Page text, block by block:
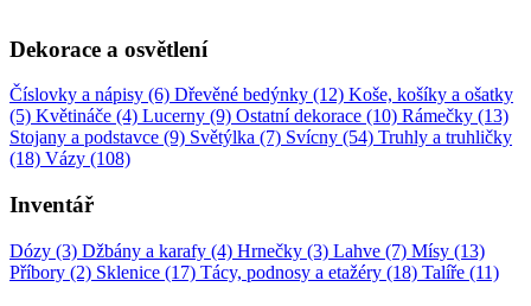
Dekorace a osvětlení
Číslovky a nápisy (6) Dřevěné bedýnky (12) Koše, košíky a ošatky
(5) Květináče (4) Lucerny (9) Ostatní dekorace (10) Rámečky (13)
Stojany a podstavce (9) Světýlka (7) Svícny (54) Truhly a truhličky
(18) Vázy (108)
Inventář
Dózy (3) Džbány a karafy (4) Hrnečky (3) Lahve (7) Mísy (13)
Příbory (2) Sklenice (17) Tácy, podnosy a etažéry (18) Talíře (11)